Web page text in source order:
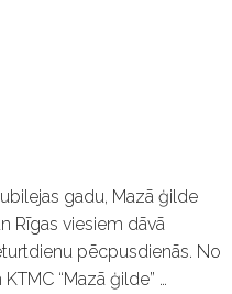
gadu, Mazā ģilde
Rīgas viesiem dāvā
pēcpusdienās. No
“Mazā ģilde” …